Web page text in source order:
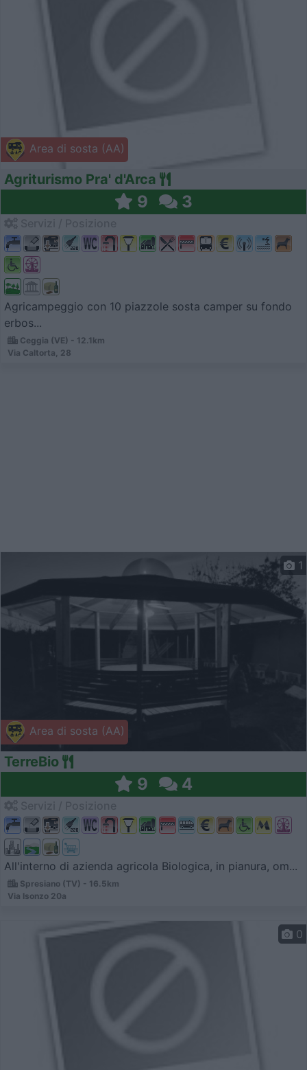
Area di sosta (AA)
Agriturismo Pra' d'Arca
9 3
Agricampeggio con 10 piazzole sosta camper su fondo
erbos...
Ceggia (VE) - 12.1km
Via Caltorta, 28
Area di sosta (AA)
1
TerreBio
9 4
All'interno di azienda agricola Biologica, in pianura, om...
Spresiano (TV) - 16.5km
Via Isonzo 20a
0